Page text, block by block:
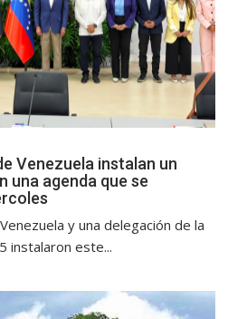
Venezuela instalan un
una agenda que se
y una delegación de la
instalaron este...